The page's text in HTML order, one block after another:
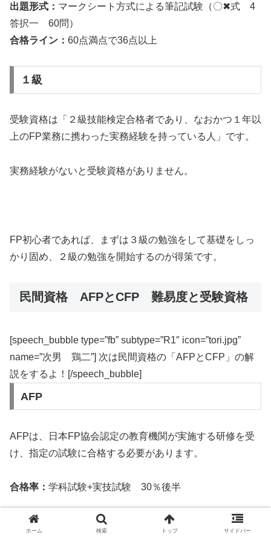
出題形式： マークシート方式による筆記試験（〇✖式 4
答択一 60問）
合格ライン： 60点満点で36点以上
１級
受験資格は「２級技能検定合格者であり、なおかつ１年以
上のFP業務に携わった実務経験を持っている人」です。
実務経験がないと受験資格がありません。
FP初心者であれば、まずは３級の勉強をして基礎をしっ
かり固め、２級の勉強を開始するのが得策です。
民間資格 AFPとCFP 難易度と受験資格
[speech_bubble type=”fb” subtype=”R1″ icon=”tori.jpg”
name=”次男 鶏二”] 次は民間資格の「AFPとCFP」の解
説をするよ！[/speech_bubble]
AFP
AFPは、日本FP協会認定の教育機関が実施する研修を受
け、指定の試験に合格する必要があります。
合格率： 学科試験+実技試験 30％後半
出題形式： 学科試験
マークシート方式による筆記試験
ホーム 検索 トップ サイドバー